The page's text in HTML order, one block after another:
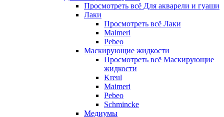
Просмотреть всё Для акварели и гуаши
Лаки
Просмотреть всё Лаки
Maimeri
Pebeo
Маскирующие жидкости
Просмотреть всё Маскирующие
жидкости
Kreul
Maimeri
Pebeo
Schmincke
Медиумы